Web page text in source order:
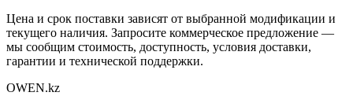
Цена и срок поставки зависят от выбранной модификации и
текущего наличия. Запросите коммерческое предложение —
мы сообщим стоимость, доступность, условия доставки,
гарантии и технической поддержки.
OWEN.kz